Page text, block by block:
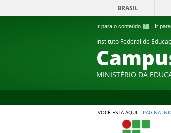
Ir para o conteúdo 1 Ir
BRASIL
Instituto Federal de
MINISTÉRIO DA
VOCÊ ESTÁ AQUI: PÁGINA